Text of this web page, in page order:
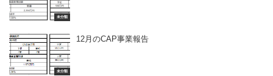
未分類
未分類
12月のCAP事業報告